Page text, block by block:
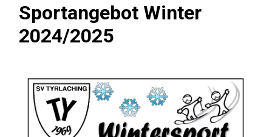
Sportangebot Winter
2024/2025